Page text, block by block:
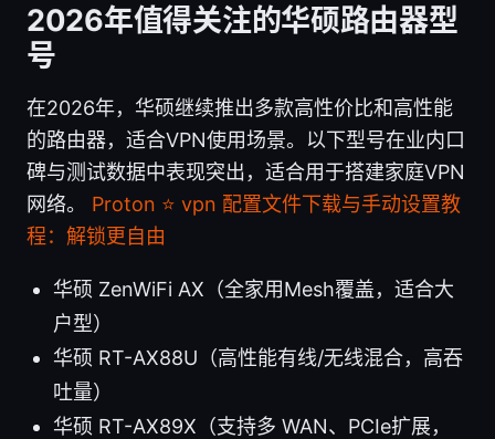
2026年值得关注的华硕路由器型
号
在2026年，华硕继续推出多款高性价比和高性能
的路由器，适合VPN使用场景。以下型号在业内口
碑与测试数据中表现突出，适合用于搭建家庭VPN
网络。 Proton ⭐ vpn 配置文件下载与手动设置教
程：解锁更自由
华硕 ZenWiFi AX（全家用Mesh覆盖，适合大
户型）
华硕 RT-AX88U（高性能有线/无线混合，高吞
吐量）
华硕 RT-AX89X（支持多 WAN、PCIe扩展，